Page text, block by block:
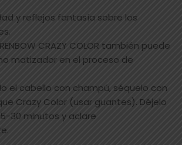
y reflejos fantasía sobre los
CRAZY COLOR también puede
matizador en el proceso de
el cabello con champú, séquelo con
Crazy Color (usar guantes). Déjelo
30 minutos y aclare